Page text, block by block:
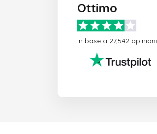
Ottimo
In base a 27,542 opinioni